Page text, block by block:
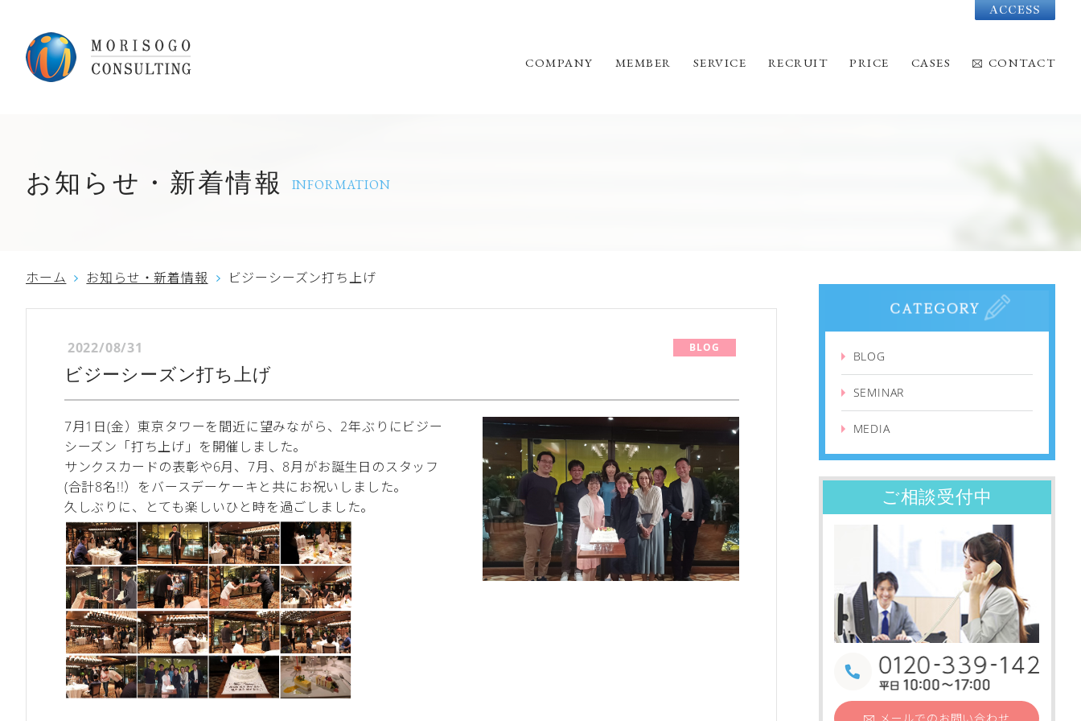
COMPANY MEMBER SERVICE RECRUIT PRICE CASES CONTACT
お知らせ・新着情報 INFORMATION
ホーム お知らせ・新着情報 ビジーシーズン打ち上げ
2022/08/31 BLOG
ビジーシーズン打ち上げ
7月1日(金）東京タワーを間近に望みながら、2年ぶりにビジー
シーズン「打ち上げ」を開催しました。
サンクスカードの表彰や6月、7月、8月がお誕生日のスタッフ
(合計8名!!）をバースデーケーキと共にお祝いしました。
久しぶりに、とても楽しいひと時を過ごしました。
BLOG
SEMINAR
MEDIA
ご相談受付中